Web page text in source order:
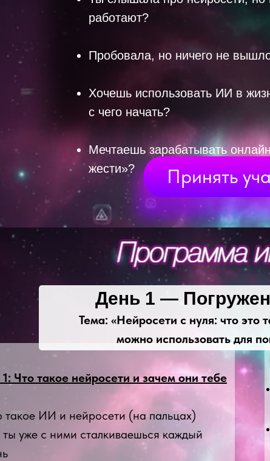
Принять
работают?
Пробовала, но ничего не
Хочешь использовать ИИ в
с чего начать?
Мечтаешь зарабатывать
жести»?
1: Что такое нейросети и зачем они тебе
такое ИИ и нейросети (на пальцах)
ты уже с ними сталкиваешься каждый
День 1 —
Тема: «Нейросети с нуля: что это
можно использовать для